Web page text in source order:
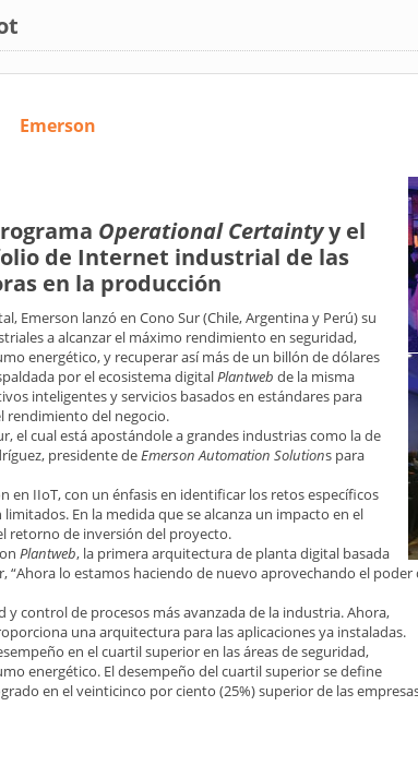
Emerson
Operational Certaintyy el
de Internet industrial de las
en la producción
Emerson lanzó en Cono Sur (Chile, Argentina y Perú) su
a alcanzar el máximo rendimiento en seguridad,
energético, y recuperar así más de un billón de dólares
por el ecosistema digitalPlantweb de la misma
inteligentes y servicios basados en estándares para
rendimiento del negocio.
el cual está apostándole a grandes industrias como la de
presidente deEmerson Automation Solutions para
en IIoT, con un énfasis en identificar los retos específicos
En la medida que se alcanza un impacto en el
retorno de inversión del proyecto.
Plantweb, la primera arquitectura de planta digital basada
lo estamos haciendo de nuevo aprovechando el poder
control de procesos más avanzada de la industria. Ahora,
una arquitectura para las aplicaciones ya instaladas.
en el cuartil superior en las áreas de seguridad,
energético. El desempeño del cuartil superior se define
en el veinticinco por ciento (25%) superior de las